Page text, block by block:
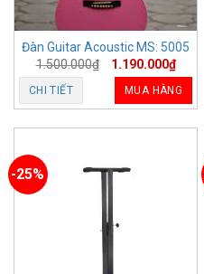
Đàn Guitar Acoustic MS: 5005
1.500.000₫ 1.190.000₫
CHI TIẾT MUA HÀNG
-25%